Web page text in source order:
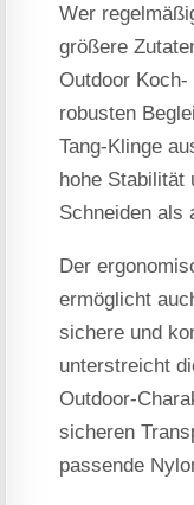
Wer
größere
Outdoor
robusten
Tang-Klinge
hohe Stabilität
Schneiden als
Der
ermöglicht
sichere und
unterstreicht
Outdoor-
sicheren
passende